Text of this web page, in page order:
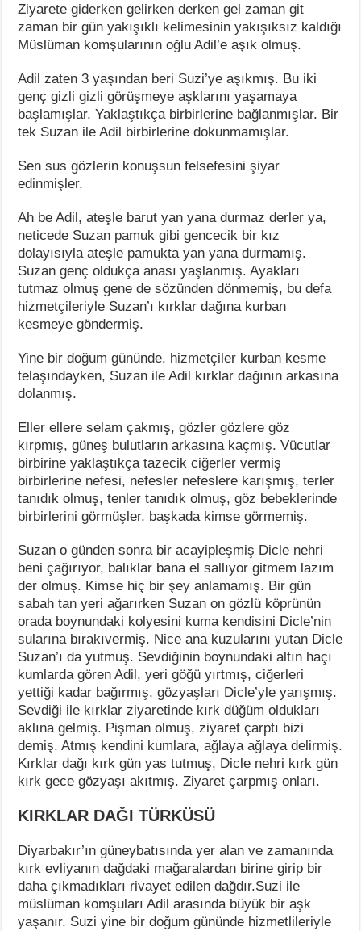
Ziyarete giderken gelirken derken gel zaman git
zaman bir gün yakışıklı kelimesinin yakışıksız kaldığı
Müslüman komşularının oğlu Adil’e aşık olmuş.
Adil zaten 3 yaşından beri Suzi’ye aşıkmış. Bu iki
genç gizli gizli görüşmeye aşklarını yaşamaya
başlamışlar. Yaklaştıkça birbirlerine bağlanmışlar. Bir
tek Suzan ile Adil birbirlerine dokunmamışlar.
Sen sus gözlerin konuşsun felsefesini şiyar
edinmişler.
Ah be Adil, ateşle barut yan yana durmaz derler ya,
neticede Suzan pamuk gibi gencecik bir kız
dolayısıyla ateşle pamukta yan yana durmamış.
Suzan genç oldukça anası yaşlanmış. Ayakları
tutmaz olmuş gene de sözünden dönmemiş, bu defa
hizmetçileriyle Suzan’ı kırklar dağına kurban
kesmeye göndermiş.
Yine bir doğum gününde, hizmetçiler kurban kesme
telaşındayken, Suzan ile Adil kırklar dağının arkasına
dolanmış.
Eller ellere selam çakmış, gözler gözlere göz
kırpmış, güneş bulutların arkasına kaçmış. Vücutlar
birbirine yaklaştıkça tazecik ciğerler vermiş
birbirlerine nefesi, nefesler nefeslere karışmış, terler
tanıdık olmuş, tenler tanıdık olmuş, göz bebeklerinde
birbirlerini görmüşler, başkada kimse görmemiş.
Suzan o günden sonra bir acayipleşmiş Dicle nehri
beni çağırıyor, balıklar bana el sallıyor gitmem lazım
der olmuş. Kimse hiç bir şey anlamamış. Bir gün
sabah tan yeri ağarırken Suzan on gözlü köprünün
orada boynundaki kolyesini kuma kendisini Dicle’nin
sularına bırakıvermiş. Nice ana kuzularını yutan Dicle
Suzan’ı da yutmuş. Sevdiğinin boynundaki altın haçı
kumlarda gören Adil, yeri göğü yırtmış, ciğerleri
yettiği kadar bağırmış, gözyaşları Dicle’yle yarışmış.
Sevdiği ile kırklar ziyaretinde kırk düğüm oldukları
aklına gelmiş. Pişman olmuş, ziyaret çarptı bizi
demiş. Atmış kendini kumlara, ağlaya ağlaya delirmiş.
Kırklar dağı kırk gün yas tutmuş, Dicle nehri kırk gün
kırk gece gözyaşı akıtmış. Ziyaret çarpmış onları.
KIRKLAR DAĞI TÜRKÜSÜ
Diyarbakır’ın güneybatısında yer alan ve zamanında
kırk evliyanın dağdaki mağaralardan birine girip bir
daha çıkmadıkları rivayet edilen dağdır.Suzi ile
müslüman komşuları Adil arasında büyük bir aşk
yaşanır. Suzi yine bir doğum gününde hizmetlileriyle